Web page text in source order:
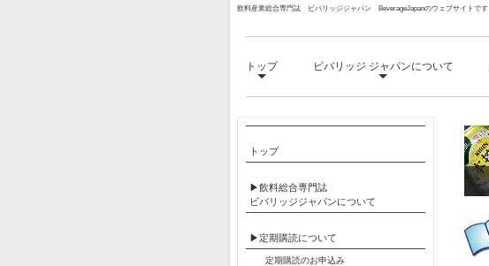
飲料産業総合専門誌 ビバリッジジャパン BeverageJapanのウェブサイトです
トップ ビバリッジ ジャパンについて
トップ
▶飲料総合専門誌
ビバリッジジャパンについて
▶定期購読について
定期購読のお申込み